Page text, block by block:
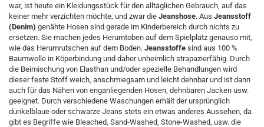
war, ist heute ein Kleidungsstück für den alltäglichen Gebrauch, auf das
keiner mehr verzichten möchte, und zwar die Jeanshose. Aus Jeansstoff
(Denim) genähte Hosen sind gerade im Kinderbereich durch nichts zu
ersetzen. Sie machen jedes Herumtoben auf dem Spielplatz genauso mit,
wie das Herumrutschen auf dem Boden. Jeansstoffe sind aus 100 %
Baumwolle in Köperbindung und daher unheimlich strapazierfähig. Durch
die Beimischung von Elasthan und/oder spezielle Behandlungen wird
dieser feste Stoff weich, anschmiegsam und leicht dehnbar und ist dann
auch für das Nähen von enganliegenden Hosen, dehnbaren Jacken usw.
geeignet. Durch verschiedene Waschungen erhält der ursprünglich
dunkelblaue oder schwarze Jeans stets ein etwas anderes Aussehen, da
gibt es Begriffe wie Bleached, Sand-Washed, Stone-Washed, usw. die